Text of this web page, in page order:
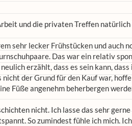
und die privaten Treffen natürlich
sehr lecker Frühstücken und auch
Das war ein relativ
erzählt, dass es sein kann, dass
der Grund für den Kauf war,
Füße angenehm beherbergen
nicht. Ich lasse das sehr
So zumindest fühle ich mich.